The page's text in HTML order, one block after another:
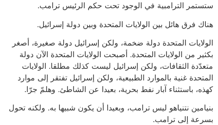
ستستمر الترامبية في الوجود تحت حكم الرئيس ترامب.
هناك فرق هائل بين الولايات المتحدة وبين دولة إسرائيل.
الولايات المتحدة دولة ضخمة، ولكن إسرائيل دولة صغيرة، أصغر
بكثير من الولايات المتحدة. أصبحت الولايات المتحدة الآن دولة
متعدّدة الثقافات، ولكن إسرائيل ليست كذلك مطلقا. الولايات
المتحدة غنية بالموارد الطبيعية، ولكن إسرائيل تفتقر إلى موارد
كهذه، باستثناء آبار نفط بحرية، بعيدا عن الشاطئ. وهلمّ جرّا.
بنيامين نتنياهو ليس ترامب، وبعيدا أن يكون شبيها به. ولكنه تحول
بسرعة إلى ترامب.